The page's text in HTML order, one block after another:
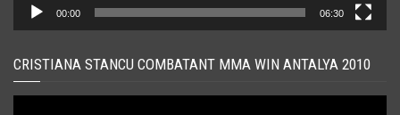
00:00 06:30
CRISTIANA STANCU COMBATANT MMA WIN ANTALYA 2010